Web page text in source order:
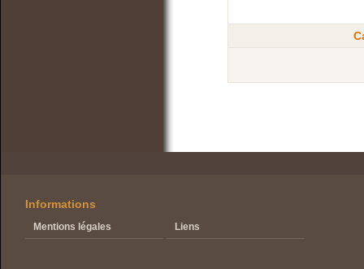
Informations
Mentions légales Liens